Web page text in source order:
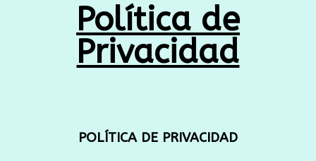
Política de
Privacidad
POLÍTICA DE PRIVACIDAD